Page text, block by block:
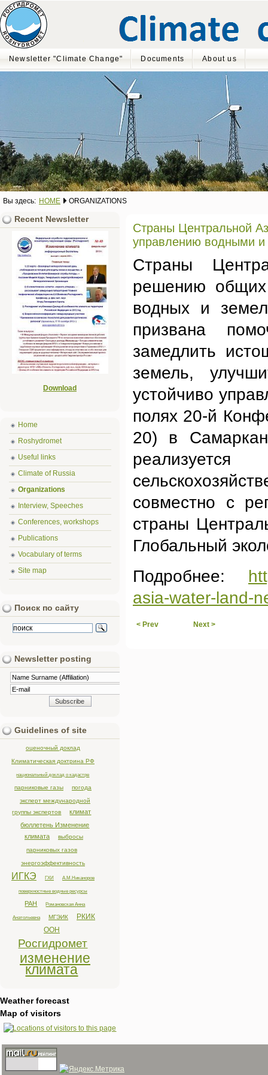
Newsletter "Climate Change" Documents About us
Вы здесь: HOME ORGANIZATIONS
Страны Центральной
управлению водными
Страны
решению общих
водных и
призвана
замедлить
земель,
устойчиво
полях 20-й
20) в
совместно с
страны
Глобальный
Подробнее:
asia-water-land-
< Prev Next >
Recent Newsletter
Download
Home
Roshydromet
Useful links
Climate of Russia
Organizations
Interview, Speeches
Conferences, workshops
Publications
Vocabulary of terms
Site map
Поиск по сайту
Newsletter posting
Guidelines of site
оценочный доклад
Климатическая доктрина РФ
национальный доклад о кадастре
парниковые газы
погода
эксперт международной
группы экспертов
климат
бюллетень Изменение
климата
выбросы
парниковых газов
энергоэффективность
ИГКЭ ГХИ А.М.Никаноров
поверхностные водные ресурсы
РАН Романовская Анна
Анатольевна МГЭИК
РКИК
ООН
Росгидромет
изменение
климата
Weather forecast
Map of visitors